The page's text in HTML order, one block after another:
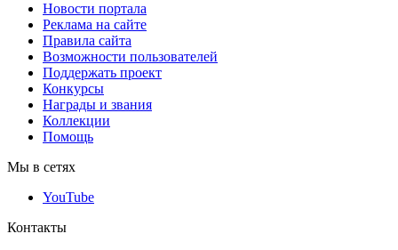
Новости портала
Реклама на сайте
Правила сайта
Возможности пользователей
Поддержать проект
Конкурсы
Награды и звания
Коллекции
Помощь
Мы в сетях
YouTube
Контакты